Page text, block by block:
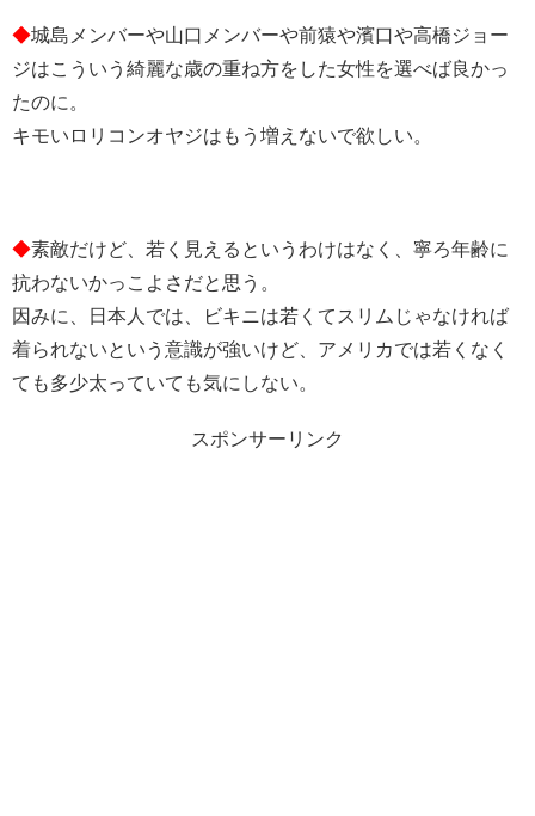
◆城島メンバーや山口メンバーや前猿や濱口や高橋ジョー
ジはこういう綺麗な歳の重ね方をした女性を選べば良かっ
たのに。
キモいロリコンオヤジはもう増えないで欲しい。
◆素敵だけど、若く見えるというわけはなく、寧ろ年齢に
抗わないかっこよさだと思う。
因みに、日本人では、ビキニは若くてスリムじゃなければ
着られないという意識が強いけど、アメリカでは若くなく
ても多少太っていても気にしない。
スポンサーリンク